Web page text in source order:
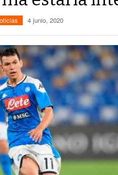
4 junio, 2020